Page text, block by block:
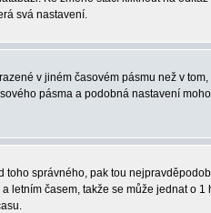
svá nastavení.
v jiném časovém pásmu než v
pásma a podobná nastavení
správného, pak tou
letním časem, takže se může jednat o